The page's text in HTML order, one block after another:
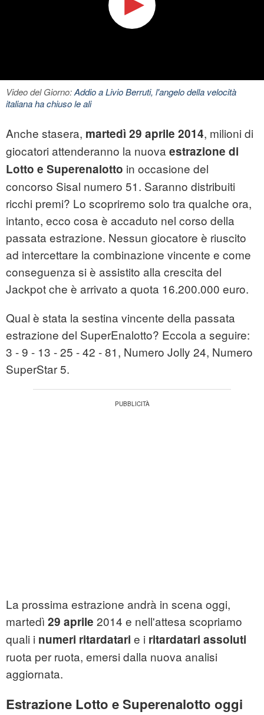
Video del Giorno:Addio a Livio Berruti, l'angelo della velocità
italiana ha chiuso le ali
Anche stasera, martedì 29 aprile 2014, milioni di
giocatori attenderanno la nuova estrazione di
Lotto e Superenalotto in occasione del
concorso Sisal numero 51. Saranno distribuiti
ricchi premi? Lo scopriremo solo tra qualche ora,
intanto, ecco cosa è accaduto nel corso della
passata estrazione. Nessun giocatore è riuscito
ad intercettare la combinazione vincente e come
conseguenza si è assistito alla crescita del
Jackpot che è arrivato a quota 16.200.000 euro.
Qual è stata la sestina vincente della passata
estrazione del SuperEnalotto? Eccola a seguire:
3 - 9 - 13 - 25 - 42 - 81, Numero Jolly 24, Numero
SuperStar 5.
La prossima estrazione andrà in scena oggi,
martedì 29 aprile 2014 e nell'attesa scopriamo
quali i numeri ritardatari e i ritardatari assoluti
ruota per ruota, emersi dalla nuova analisi
aggiornata.
Estrazione Lotto e Superenalotto oggi